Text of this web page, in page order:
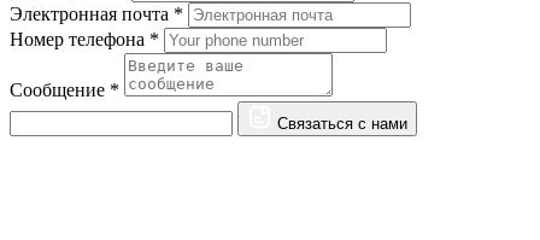
Электронная почта *
Номер телефона *
Сообщение *
Связаться с нами